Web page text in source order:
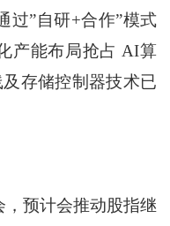
过”自研+合作”模式
产能布局抢占 AI算
存储控制器技术已
预计会推动股指继